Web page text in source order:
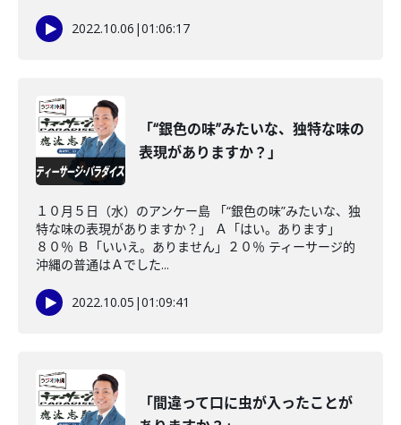
2022.10.06 |01:06:17
「“銀色の味”みたいな、独特な味の
表現がありますか？」
１０月５日（水）のアンケー島 「“銀色の味”みたいな、独
特な味の表現がありますか？」 Ａ「はい。あります」
８０％ Ｂ「いいえ。ありません」２０％ ティーサージ的
沖縄の普通はＡでした...
2022.10.05 |01:09:41
「間違って口に虫が入ったことが